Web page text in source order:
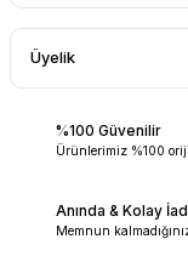
Üyelik
%100 Güvenilir
Ürünlerimiz %100
Anında & Kolay
Memnun